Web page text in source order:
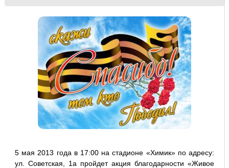
5 мая 2013 года в 17:00 на стадионе «Химик» по адресу:
ул. Советская, 1а пройдет акция благодарности «Живое